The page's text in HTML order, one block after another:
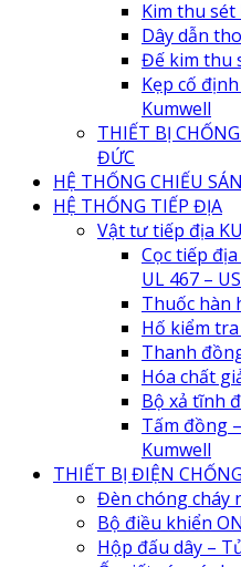
Kim thu sét
Dây dẫn
Đế kim thu
Kẹp cố
Kumwell
THIẾT BỊ
ĐỨC
HỆ THỐNG CHIẾU
HỆ THỐNG TIẾP ĐỊA
Vật tư tiếp địa
Cọc tiếp
UL 467 –
Thuốc hàn
Hố kiểm
Thanh
Hóa chất
Bộ xả tĩnh
Tấm đồng
Kumwell
THIẾT BỊ ĐIỆN
Đèn chóng cháy
Bộ điều khiển
Hộp đấu dây –